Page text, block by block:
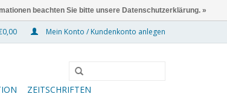
Mein Konto / Kundenkonto anlegen
ZEITSCHRIFTEN
beachten Sie bitte unsere Datenschutzerklärung. »